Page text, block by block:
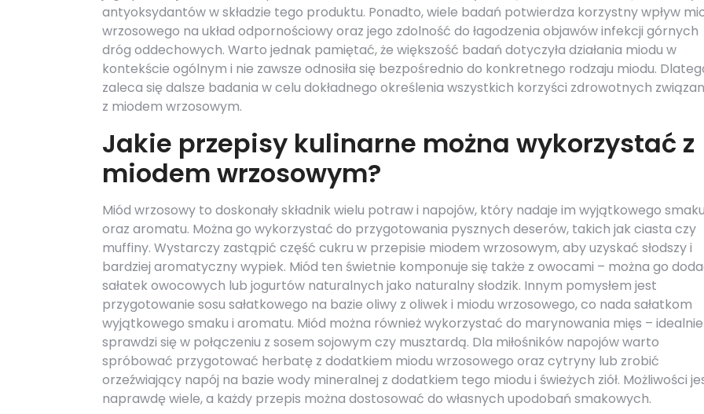
antyoksydantów w składzie tego produktu. Ponadto, wiele badań potwierdza korzystny wpływ
wrzosowego na układ odpornościowy oraz jego zdolność do łagodzenia objawów infekcji górnych
dróg oddechowych. Warto jednak pamiętać, że większość badań dotyczyła działania miodu w
kontekście ogólnym i nie zawsze odnosiła się bezpośrednio do konkretnego rodzaju miodu.
zaleca się dalsze badania w celu dokładnego określenia wszystkich korzyści zdrowotnych
z miodem wrzosowym.
Jakie przepisy kulinarne można wykorzystać z
miodem wrzosowym?
Miód wrzosowy to doskonały składnik wielu potraw i napojów, który nadaje im wyjątkowego smaku
oraz aromatu. Można go wykorzystać do przygotowania pysznych deserów, takich jak ciasta czy
muffiny. Wystarczy zastąpić część cukru w przepisie miodem wrzosowym, aby uzyskać słodszy i
bardziej aromatyczny wypiek. Miód ten świetnie komponuje się także z owocami – można go
sałatek owocowych lub jogurtów naturalnych jako naturalny słodzik. Innym pomysłem jest
przygotowanie sosu sałatkowego na bazie oliwy z oliwek i miodu wrzosowego, co nada sałatkom
wyjątkowego smaku i aromatu. Miód można również wykorzystać do marynowania mięs – idealnie
sprawdzi się w połączeniu z sosem sojowym czy musztardą. Dla miłośników napojów warto
spróbować przygotować herbatę z dodatkiem miodu wrzosowego oraz cytryny lub zrobić
orzeźwiający napój na bazie wody mineralnej z dodatkiem tego miodu i świeżych ziół. Możliwości
naprawdę wiele, a każdy przepis można dostosować do własnych upodobań smakowych.